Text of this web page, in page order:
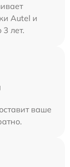
Autel и
лет.
ваше